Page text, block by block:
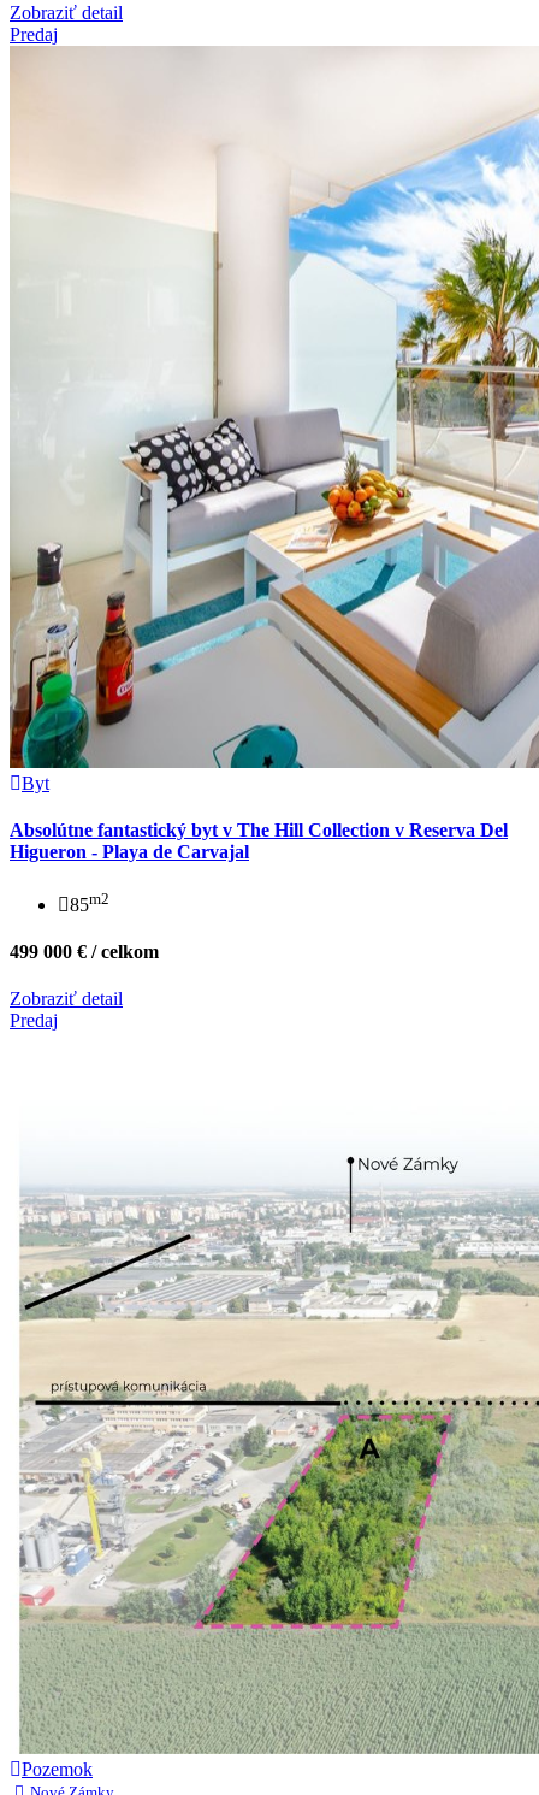
Zobraziť detail
Predaj
Byt
Absolútne fantastický byt v The Hill Collection v Reserva Del
Higueron - Playa de Carvajal
85m2
499 000 € / celkom
Zobraziť detail
Predaj
Pozemok